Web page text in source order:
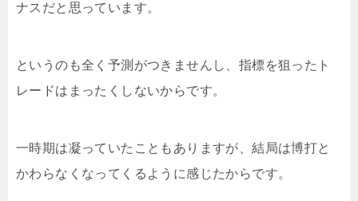
ナスだと思っています。
というのも全く予測がつきませんし、指標を狙ったト
レードはまったくしないからです。
一時期は凝っていたこともありますが、結局は博打と
かわらなくなってくるように感じたからです。